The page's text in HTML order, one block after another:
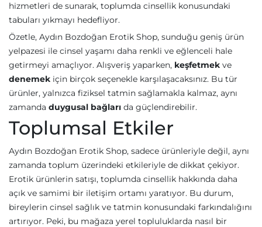
hizmetleri de sunarak, toplumda cinsellik konusundaki
tabuları yıkmayı hedefliyor.
Özetle, Aydın Bozdoğan Erotik Shop, sunduğu geniş ürün
yelpazesi ile cinsel yaşamı daha renkli ve eğlenceli hale
getirmeyi amaçlıyor. Alışveriş yaparken, keşfetmek ve
denemek için birçok seçenekle karşılaşacaksınız. Bu tür
ürünler, yalnızca fiziksel tatmin sağlamakla kalmaz, aynı
zamanda duygusal bağları da güçlendirebilir.
Toplumsal Etkiler
Aydın Bozdoğan Erotik Shop, sadece ürünleriyle değil, aynı
zamanda toplum üzerindeki etkileriyle de dikkat çekiyor.
Erotik ürünlerin satışı, toplumda cinsellik hakkında daha
açık ve samimi bir iletişim ortamı yaratıyor. Bu durum,
bireylerin cinsel sağlık ve tatmin konusundaki farkındalığını
artırıyor. Peki, bu mağaza yerel topluluklarda nasıl bir